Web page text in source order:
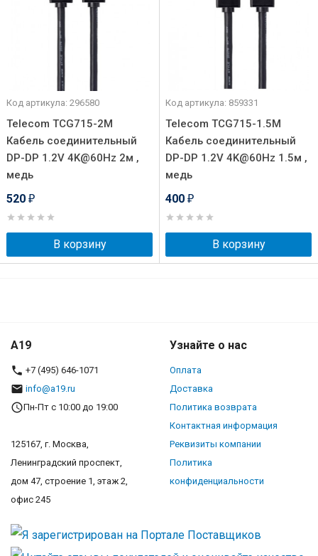
Код артикула: 296580
Telecom TCG715-2M
Кабель соединительный
DP-DP 1.2V 4K@60Hz 2м ,
медь
520 ₽
В корзину
Код артикула: 859331
Telecom TCG715-1.5M
Кабель соединительный
DP-DP 1.2V 4K@60Hz 1.5м ,
медь
400 ₽
В корзину
A19
+7 (495) 646-1071
info@a19.ru
Пн-Пт с 10:00 до 19:00
125167, г. Москва,
Ленинградский проспект,
дом 47, строение 1, этаж 2,
офис 245
Узнайте о нас
Оплата
Доставка
Политика возврата
Контактная информация
Реквизиты компании
Политика
конфиденциальности